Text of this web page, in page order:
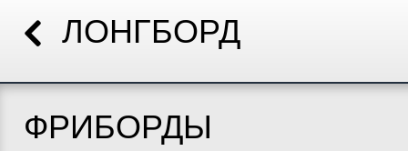
ЛОНГБОРД
ФРИБОРДЫ